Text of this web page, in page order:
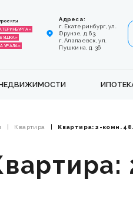
УРАЛА»
Адреса:
г. Екатеринбург, ул.
Фрунзе, д. 63,
г. Алапаевск, ул.
Пушкина, д. 36
НЕДВИЖИМОСТИ
Квартира Квартира: 2-комн.